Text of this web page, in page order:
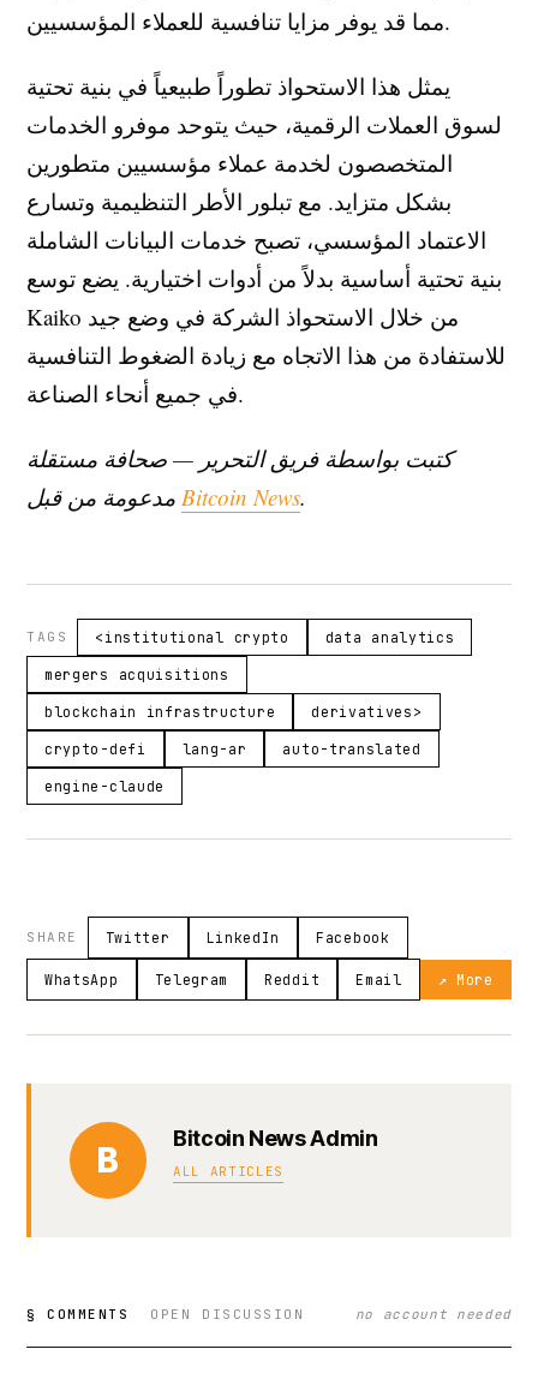
مما قد يوفر مزايا تنافسية للعملاء المؤسسيين.
يمثل هذا الاستحواذ تطوراً طبيعياً في بنية تحتية
لسوق العملات الرقمية، حيث يتوحد موفرو الخدمات
المتخصصون لخدمة عملاء مؤسسيين متطورين
بشكل متزايد. مع تبلور الأطر التنظيمية وتسارع
الاعتماد المؤسسي، تصبح خدمات البيانات الشاملة
بنية تحتية أساسية بدلاً من أدوات اختيارية. يضع توسع
Kaiko من خلال الاستحواذ الشركة في وضع جيد
للاستفادة من هذا الاتجاه مع زيادة الضغوط التنافسية
في جميع أنحاء الصناعة.
كتبت بواسطة فريق التحرير — صحافة مستقلة
Bitcoin News.
TAGS <institutional crypto data analytics
mergers acquisitions
blockchain infrastructure derivatives>
crypto-defi lang-ar auto-translated
engine-claude
SHARE Twitter LinkedIn Facebook
WhatsApp Telegram Reddit Email ↗ More
B
Bitcoin News Admin
ALL ARTICLES
§ COMMENTS OPEN DISCUSSION no account needed